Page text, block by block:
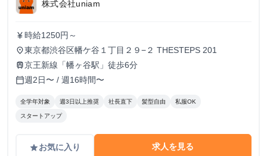
株式会社uniam
currency_yen 時給1250円～
place東京都渋谷区幡ケ谷１丁目２９−２ THESTEPS 201
train京王新線「幡ヶ谷駅」徒歩6分
calendar_today週2日〜 / 週16時間〜
全学年対象 週3日以上推奨 社長直下 髪型自由 私服OK
スタートアップ
gradeお気に入り 求人を見る